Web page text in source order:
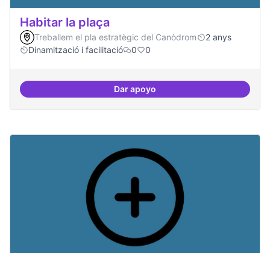
Habitar la plaça
Treballem el pla estratègic del Canòdrom
2 anys
Dinamització i facilitació
0 0
Dar apoyoHabitar la plaça